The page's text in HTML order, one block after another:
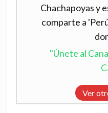
Chachapoyas y
comparte a
"Únete al
Ver